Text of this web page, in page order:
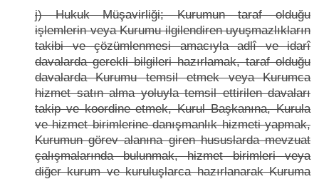
j) Hukuk Müşavirliği; Kurumun taraf olduğu
işlemlerin veya Kurumu ilgilendiren uyuşmazlıkların
takibi ve çözümlenmesi amacıyla adlî ve idarî
davalarda gerekli bilgileri hazırlamak, taraf olduğu
davalarda Kurumu temsil etmek veya Kurumca
hizmet satın alma yoluyla temsil ettirilen davaları
takip ve koordine etmek, Kurul Başkanına, Kurula
ve hizmet birimlerine danışmanlık hizmeti yapmak,
Kurumun görev alanına giren hususlarda mevzuat
çalışmalarında bulunmak, hizmet birimleri veya
diğer kurum ve kuruluşlarca hazırlanarak Kuruma